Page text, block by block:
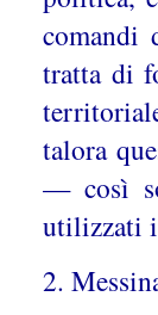
comandi
tratta di
talora
— così
utilizzati
2.